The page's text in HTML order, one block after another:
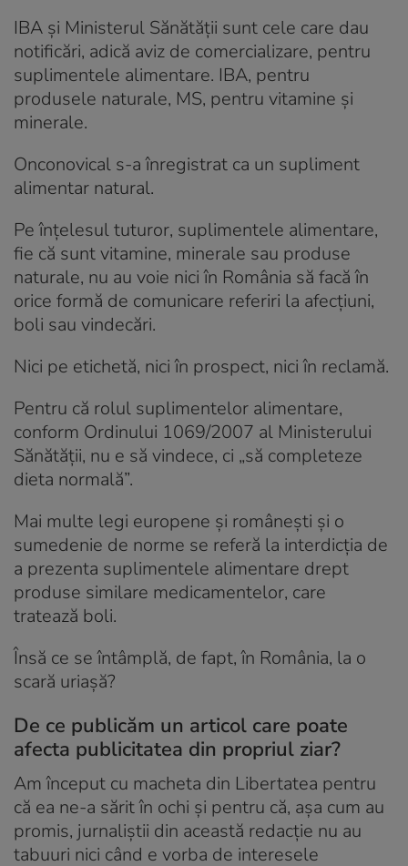
IBA și Ministerul Sănătății sunt cele care dau
notificări, adică aviz de comercializare, pentru
suplimentele alimentare. IBA, pentru
produsele naturale, MS, pentru vitamine și
minerale.
Onconovical s-a înregistrat ca un supliment
alimentar natural.
Pe înțelesul tuturor, suplimentele alimentare,
fie că sunt vitamine, minerale sau produse
naturale, nu au voie nici în România să facă în
orice formă de comunicare referiri la afecțiuni,
boli sau vindecări.
Nici pe etichetă, nici în prospect, nici în reclamă.
Pentru că rolul suplimentelor alimentare,
conform Ordinului 1069/2007 al Ministerului
Sănătății, nu e să vindece, ci „să completeze
dieta normală”.
Mai multe legi europene și românești și o
sumedenie de norme se referă la interdicția de
a prezenta suplimentele alimentare drept
produse similare medicamentelor, care
tratează boli.
Însă ce se întâmplă, de fapt, în România, la o
scară uriașă?
De ce publicăm un articol care poate
afecta publicitatea din propriul ziar?
Am început cu macheta din Libertatea pentru
că ea ne-a sărit în ochi și pentru că, așa cum au
promis, jurnaliștii din această redacție nu au
tabuuri nici când e vorba de interesele